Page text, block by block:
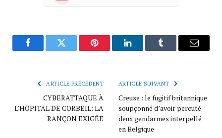
FacebookTwitter Pinterest LinkedInTumblr
ARTICLE PRÉCÉDENT
CYBERATTAQUE À
L’HÔPITAL DE CORBEIL: LA
RANÇON EXIGÉE
ARTICLE SUIVANT
Creuse : le fugitif britannique
soupçonné d’avoir percuté
deux gendarmes interpellé
en Belgique